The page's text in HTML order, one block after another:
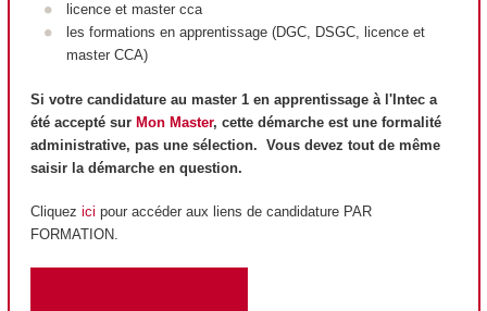
licence et master cca
les formations en apprentissage (DGC, DSGC, licence et
master CCA)
Si votre candidature au master 1 en apprentissage à l'Intec a
été accepté sur Mon Master, cette démarche est une formalité
administrative, pas une sélection. Vous devez tout de même
saisir la démarche en question.
Cliquez ici pour accéder aux liens de candidature PAR
FORMATION.